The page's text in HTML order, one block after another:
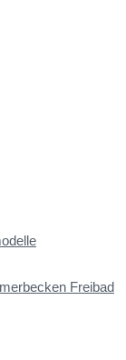
Freibad